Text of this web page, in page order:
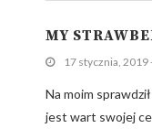
MY
17 stycznia, 2019
Na moim
jest wart swojej